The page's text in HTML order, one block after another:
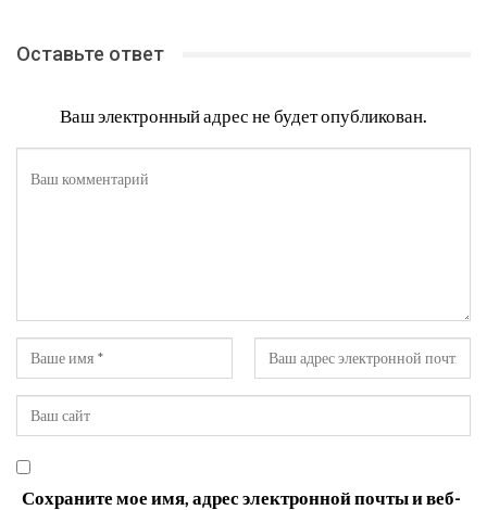
Оставьте ответ
Ваш электронный адрес не будет опубликован.
Сохраните мое имя, адрес электронной почты и веб-